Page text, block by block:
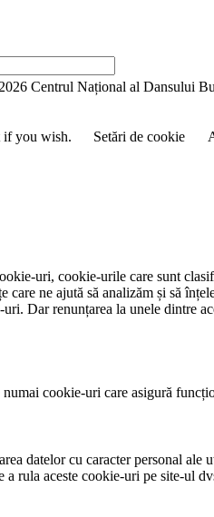
Centrul Național al Dansului
if you wish. Setări de cookie
uri, cookie-urile care sunt
ne ajută să analizăm și să
Dar renunțarea la unele dintre
cookie-uri care asigură
datelor cu caracter personal
rula aceste cookie-uri pe site-ul